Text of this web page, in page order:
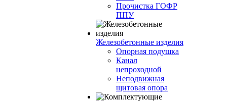
Прочистка ГОФР
ППУ
Железобетонные изделия
Опорная подушка
Канал
непроходной
Неподвижная
щитовая опора